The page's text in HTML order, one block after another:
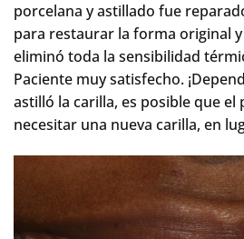
porcelana y astillado fue
para restaurar la forma original
eliminó toda la sensibilidad
Paciente muy satisfecho.
astilló la carilla, es posible que el
necesitar una nueva carilla, en